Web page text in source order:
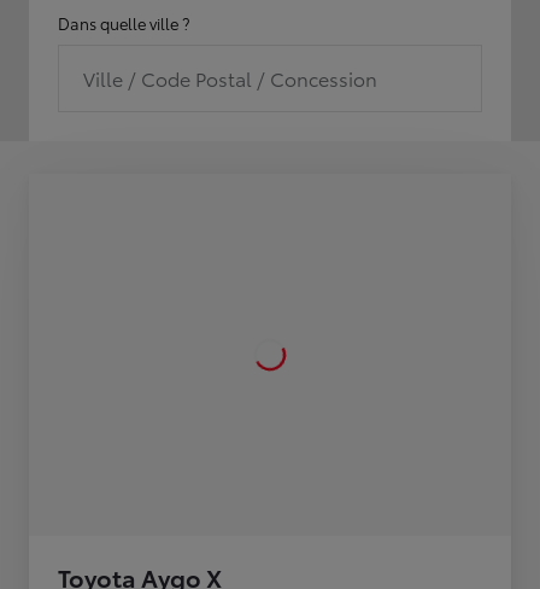
Dans quelle ville ?
Ville / Code Postal / Concession
Toyota Aygo X